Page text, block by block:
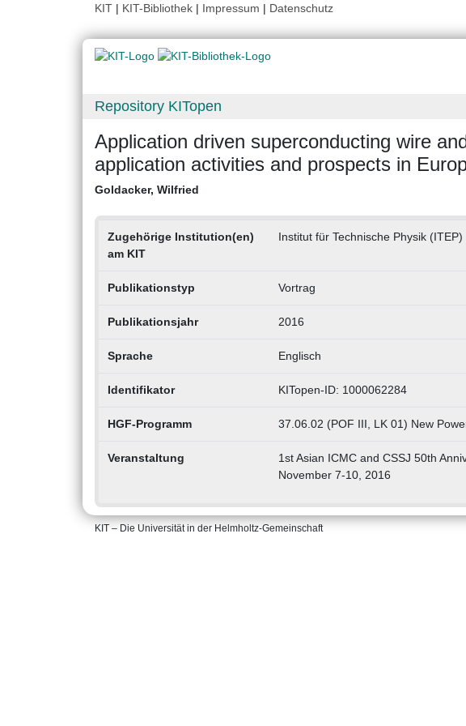
KIT | KIT-Bibliothek | Impressum | Datenschutz
Repository KITopen
Application driven superconducting wire
application activities and prospects in
Goldacker, Wilfried
Zugehörige Institution(en)
am KIT
Institut für Technische Physik (ITEP)
Publikationstyp Vortrag
Publikationsjahr 2016
Sprache Englisch
Identifikator KITopen-ID: 1000062284
HGF-Programm 37.06.02 (POF III, LK 01) New
Veranstaltung
1st Asian ICMC and CSSJ 50th
November 7-10, 2016
KIT – Die Universität in der Helmholtz-Gemeinschaft